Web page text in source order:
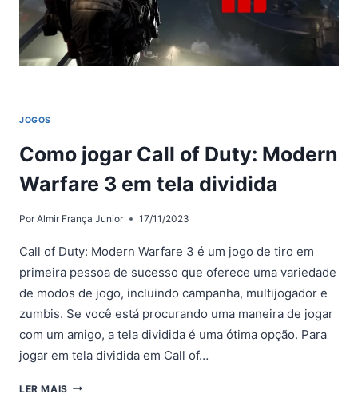
DUAS
ARMAS
PRIMÁRIAS?
JOGOS
Como jogar Call of Duty: Modern
Warfare 3 em tela dividida
Por Almir França Junior 17/11/2023
Call of Duty: Modern Warfare 3 é um jogo de tiro em
primeira pessoa de sucesso que oferece uma variedade
de modos de jogo, incluindo campanha, multijogador e
zumbis. Se você está procurando uma maneira de jogar
com um amigo, a tela dividida é uma ótima opção. Para
jogar em tela dividida em Call of…
LER MAISCOMO